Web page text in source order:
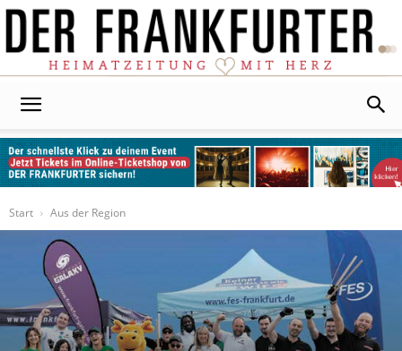
Start
Aus der Region